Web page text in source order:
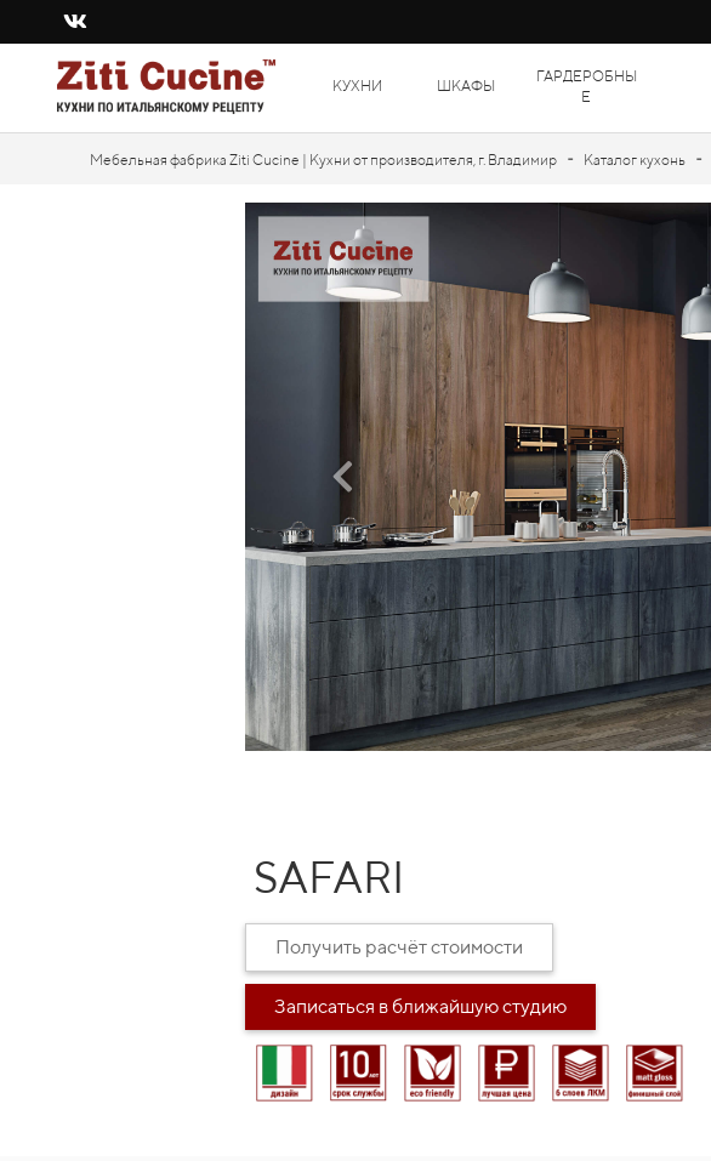
КУХНИ ШКАФЫ
ГАРДЕРОБНЫ
Е
Мебельная фабрика Ziti Cucine | Кухни от производителя, г. Владимир - Каталог кухонь -
SAFARI
Получить расчёт стоимости
Записаться в ближайшую студию